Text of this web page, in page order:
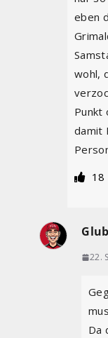
eben
wohl,
Punkt
damit
18
22.
Da